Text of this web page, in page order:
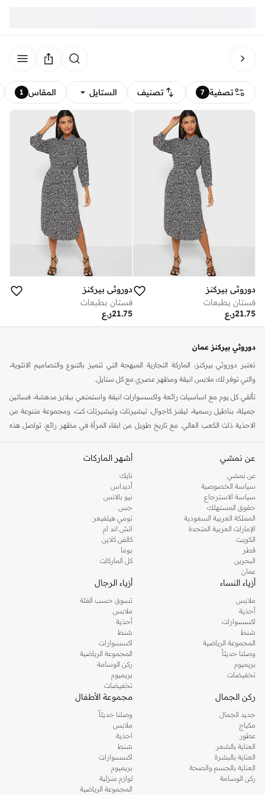
تصفية 7 تصنيف الستايل المقاس 1
دوروثي بيركنز
فستان بطبعات
ر.ع21.75
دوروثي بيركنز
فستان بطبعات
ر.ع21.75
دوروثي بيركنز عمان
تعتبر دوروثي بيركنز، الماركة التجارية المبهجة التي تتميز بالتنوع والتصاميم الانثوية،
والتي توفر لك ملابس انيقة ومظهر عصري مع كل ستايل.
تألقي كل يوم مع اساسيات رائعة واكسسوارات انيقة واستمتعي ببلايز مدهشة، فساتين
جميلة، بناطيل رسمية، ليقنز كاجوال، تيشيرتات وتيشيرتات كت، ومجموعة متنوعة من
الاحذية ذات الكعب العالي. مع تاريخ طويل من ابقاء المرأة في مظهر رائع، تواصل هذه
كنت تقومين بتجديد خزانة ملابسك الملائمة للعمل، البحث عن فستان مثالي للحفلات او
اليه.
تسوقي دوروثي بيركنز اون لاين مسقط
تسوقي دوروثي بيركنز اون لاين من نمشي واستمتعي باكثر من الف ستايل من مجموعة
دوروثي بيركنز الشهيرة. تصفحي المجموعة كاملة في متجر دوروثي بيركنز اون لاين او
استخدمي القائمة لتحديد تجربة تسوق دوروثي بيركنز اون لاين. خدمة التوصيل السريعة
والدعم الاستثنائي يضمن لك تجربة تسوق ممتعة دائما مع نمشي.
عن نمشي
عن نمشي
سياسة الخصوصية
سياسة الاسترجاع
حقوق المستهلك
المملكة العربية السعودية
الإمارات العربية المتحدة
الكويت
قطر
البحرين
عمان
أشهر الماركات
نايك
أديداس
نيو بالانس
جس
تومي هيلفيغر
اتش اند ام
كالفن كلاين
بوما
كل الماركات
أزياء النساء
ملابس
أحذية
اكسسوارات
شنط
المجموعة الرياضية
وصلنا حديثاً
بريميوم
تخفيضات
أزياء الرجال
تسوق حسب الفئة
ملابس
أحذية
شنط
اكسسوارات
المجموعة الرياضية
ركن الوسامة
بريميوم
تخفيضات
ركن الجمال
جديد الجمال
مكياج
عطور
العناية بالشعر
العناية بالبشرة
العناية بالجسم والصحة
ركن الوسامة
مجموعة الأطفال
وصلنا حديثاً
ملابس
احذية
شنط
اكسسوارات
بريميوم
لوازم منزلية
المجموعة الرياضية